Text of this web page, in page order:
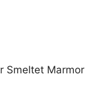
Smeltet Marmor